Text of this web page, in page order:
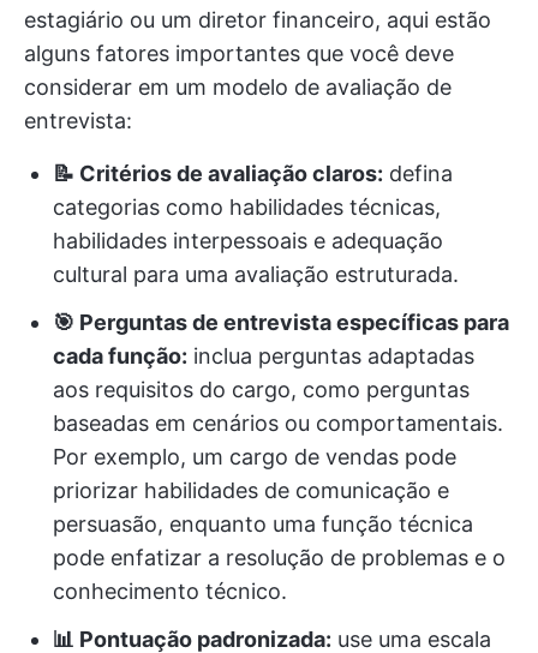
estagiário ou um diretor financeiro, aqui estão
alguns fatores importantes que você deve
considerar em um modelo de avaliação de
entrevista:
📝 Critérios de avaliação claros: defina
categorias como habilidades técnicas,
habilidades interpessoais e adequação
cultural para uma avaliação estruturada.
🎯 Perguntas de entrevista específicas para
cada função: inclua perguntas adaptadas
aos requisitos do cargo, como perguntas
baseadas em cenários ou comportamentais.
Por exemplo, um cargo de vendas pode
priorizar habilidades de comunicação e
persuasão, enquanto uma função técnica
pode enfatizar a resolução de problemas e o
conhecimento técnico.
📊 Pontuação padronizada: use uma escala